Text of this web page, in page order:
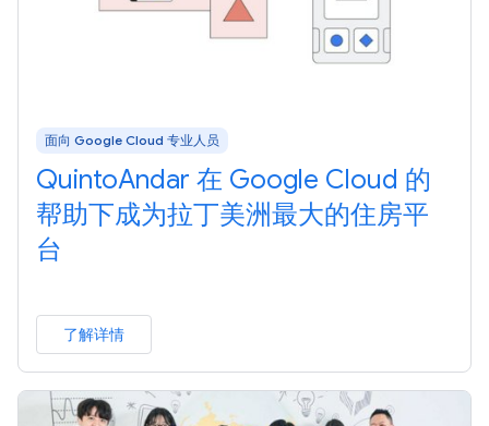
面向 Google Cloud 专业人员
QuintoAndar 在 Google Cloud 的
帮助下成为拉丁美洲最大的住房平
台
了解详情